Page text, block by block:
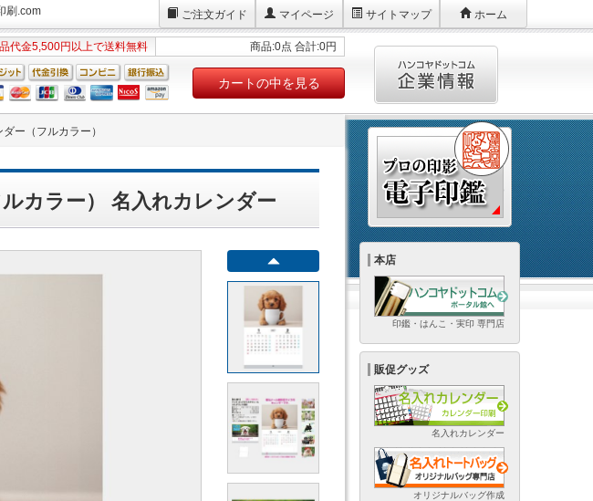
刷.com ご注文ガイド マイページ サイトマップ ホーム
代金5,500円以上で送料無料 商品:0点 合計:0円
カートの中を見る
ー（フルカラー）
カラー） 名入れカレンダー
本店
印鑑・はんこ・実印 専門店
販促グッズ
名入れカレンダー
オリジナルバッグ作成